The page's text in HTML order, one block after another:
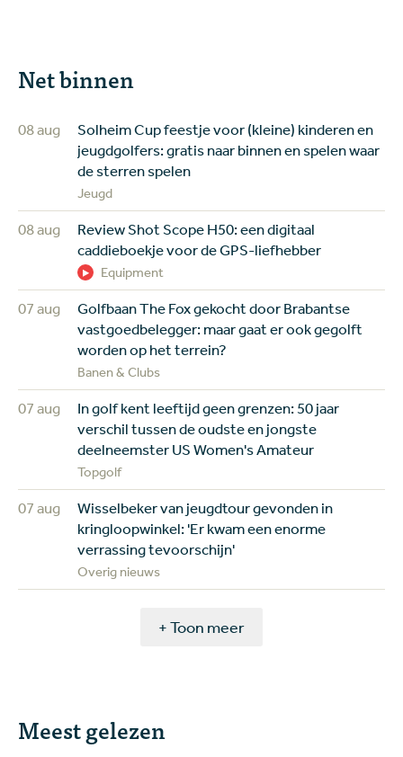
Net binnen
08 aug
Solheim Cup feestje voor (kleine) kinderen en
jeugdgolfers: gratis naar binnen en spelen waar
de sterren spelen
Jeugd
08 aug
Review Shot Scope H50: een digitaal
caddieboekje voor de GPS-liefhebber
Equipment
07 aug
Golfbaan The Fox gekocht door Brabantse
vastgoedbelegger: maar gaat er ook gegolft
worden op het terrein?
Banen & Clubs
07 aug
In golf kent leeftijd geen grenzen: 50 jaar
verschil tussen de oudste en jongste
deelneemster US Women's Amateur
Topgolf
07 aug
Wisselbeker van jeugdtour gevonden in
kringloopwinkel: 'Er kwam een enorme
verrassing tevoorschijn'
Overig nieuws
+ Toon meer
Meest gelezen